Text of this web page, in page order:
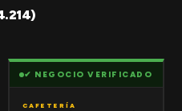
✔ NEGOCIO VERIFICADO
CAFETERÍA